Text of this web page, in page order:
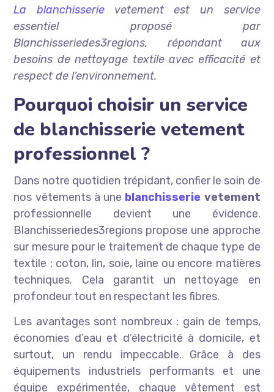
La blanchisserie vetement est un service
essentiel proposé par
Blanchisseriedes3regions, répondant aux
besoins de nettoyage textile avec efficacité et
respect de l’environnement.
Pourquoi choisir un service
de blanchisserie vetement
professionnel ?
Dans notre quotidien trépidant, confier le soin de
nos vêtements à une blanchisserie vetement
professionnelle devient une évidence.
Blanchisseriedes3regions propose une approche
sur mesure pour le traitement de chaque type de
textile : coton, lin, soie, laine ou encore matières
techniques. Cela garantit un nettoyage en
profondeur tout en respectant les fibres.
Les avantages sont nombreux : gain de temps,
économies d’eau et d’électricité à domicile, et
surtout, un rendu impeccable. Grâce à des
équipements industriels performants et une
équipe expérimentée, chaque vêtement est